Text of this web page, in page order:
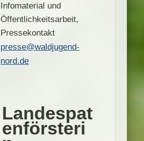
Infomaterial und
Öffentlichkeitsarbeit,
Pressekontakt
presse@waldjugend-
nord.de
Landespat
enförsteri